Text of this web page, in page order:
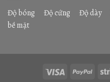
Độ bóng Độ cứng Độ dày
bề mặt